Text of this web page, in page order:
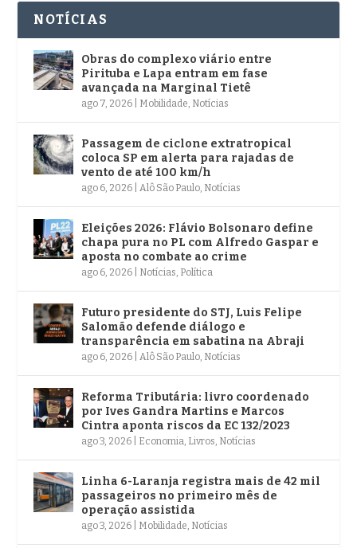
NOTÍCIAS
Obras do complexo viário entre
Pirituba e Lapa entram em fase
avançada na Marginal Tietê
ago 7, 2026 Mobilidade, Notícias
Passagem de ciclone extratropical
coloca SP em alerta para rajadas de
vento de até 100 km/h
ago 6, 2026 |Alô São Paulo, Notícias
Eleições 2026: Flávio Bolsonaro define
chapa pura no PL com Alfredo Gaspar e
aposta no combate ao crime
ago 6, 2026 Notícias, Política
Futuro presidente do STJ, Luis Felipe
Salomão defende diálogo e
transparência em sabatina na Abraji
ago 6, 2026 |Alô São Paulo, Notícias
Reforma Tributária: livro coordenado
por Ives Gandra Martins e Marcos
Cintra aponta riscos da EC 132/2023
ago 3, 2026 Economia, Livros, Notícias
Linha 6-Laranja registra mais de 42 mil
passageiros no primeiro mês de
operação assistida
ago 3, 2026 Mobilidade, Notícias